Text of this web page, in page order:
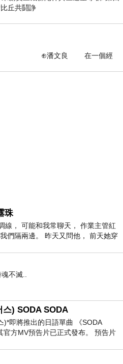
丘共鬪諍
在一個經
珠
線， 可能和我常聊天， 作業主管紅
們隔兩邊。 昨天又問他， 前天她穿
， 不經
不滅..
스) SODA SODA
)*即將推出的日語單曲 《SODA
官方MV預告片已正式發布。 預告片
引發了粉絲們對這次夏季回